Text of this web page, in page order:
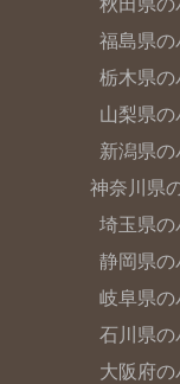
秋田県の
福島県の
栃木県の
山梨県の
新潟県の
神奈川県
埼玉県の
静岡県の
岐阜県の
石川県の
大阪府の